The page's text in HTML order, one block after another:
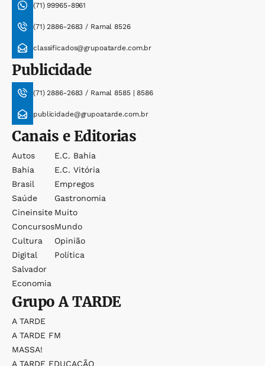
(71) 99965-8961
(71) 2886-2683 / Ramal 8526
classificados@grupoatarde.com.br
Publicidade
(71) 2886-2683 / Ramal 8585 | 8586
publicidade@grupoatarde.com.br
Canais e Editorias
Autos
Bahia
Brasil
Saúde
Cineinsite
Concursos
Cultura
Digital
Salvador
Economia
E.c. Bahia
E.c. Vitória
Empregos
Gastronomia
Muito
Mundo
Opinião
Política
GrupoA TARDE
A TARDE
A TARDE FM
MASSA!
A TARDE EDUCAÇÃO